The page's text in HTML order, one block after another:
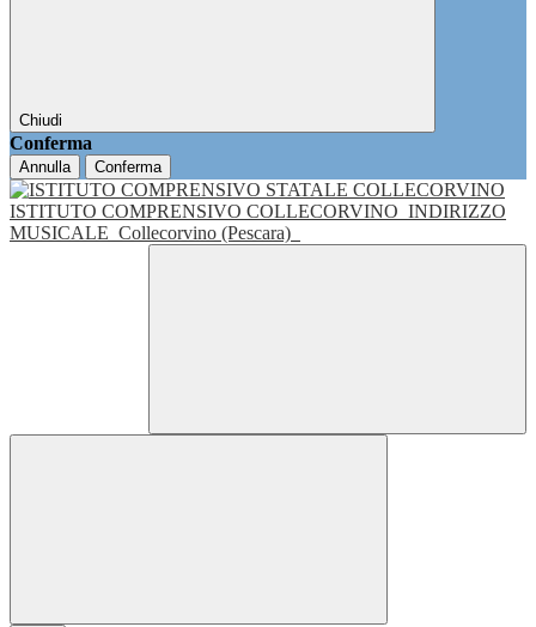
Chiudi
Conferma
Annulla Conferma
ISTITUTO COMPRENSIVO COLLECORVINO INDIRIZZO
MUSICALE Collecorvino (Pescara)